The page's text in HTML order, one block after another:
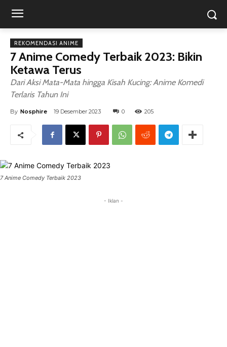
REKOMENDASI ANIME
7 Anime Comedy Terbaik 2023: Bikin
Ketawa Terus
Dari Aksi Mata-Mata hingga Kisah Kucing: Anime Komedi
Terlaris Tahun Ini
By Nosphire 19 Desember 2023 0 205
7 Anime Comedy Terbaik 2023
- Iklan -